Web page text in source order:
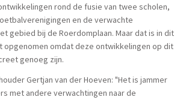
rond de fusie van twee scholen,
en de verwachte
gebied bij de Roerdomplaan. Maar dat is in dit
opgenomen omdat deze ontwikkelingen op dit
genoeg zijn.
Gertjan van der Hoeven: "Het is jammer
met andere verwachtingen naar de